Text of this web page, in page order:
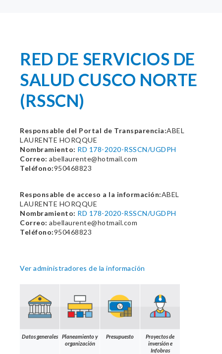
RED DE SERVICIOS DE
SALUD CUSCO NORTE
(RSSCN)
Responsable del Portal de Transparencia:ABEL
LAURENTE HORQQUE
Nombramiento: RD 178-2020-RSSCN/UGDPH
Correo: abellaurente@hotmail.com
Teléfono:950468823
Responsable de acceso a la información:ABEL
LAURENTE HORQQUE
Nombramiento: RD 178-2020-RSSCN/UGDPH
Correo: abellaurente@hotmail.com
Teléfono:950468823
Ver administradores de la información
Datos generales
Planeamiento y
organización
Presupuesto
Proyectos de
inversión e
Infobras